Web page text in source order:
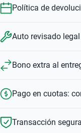
Política de
Auto revisado
Bono extra al
Pago en cuotas:
Transacción